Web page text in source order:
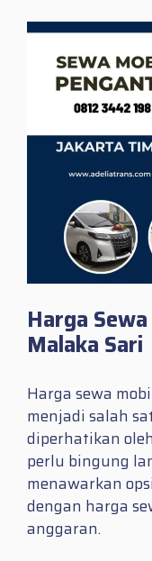
Harga
Malaka Sari
Harga sewa
menjadi salah
diperhatikan
perlu bingung
menawarkan
dengan harga
anggaran.